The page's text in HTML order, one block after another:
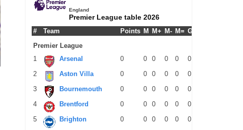
England
Premier League table 2026
# Team Points M M+ M- M= G+
Premier League
1
Arsenal 0 0 0 0 0 0
2
Aston Villa 0 0 0 0 0 0
3
Bournemouth 0 0 0 0 0 0
4
Brentford 0 0 0 0 0 0
5
Brighton 0 0 0 0 0 0